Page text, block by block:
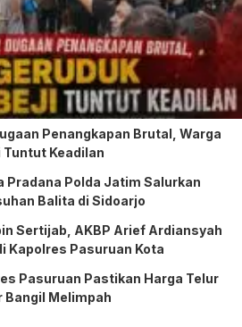
Penangkapan Brutal, Warga
Tuntut Keadilan
Pradana Polda Jatim Salurkan
Balita di Sidoarjo
Sertijab, AKBP Arief Ardiansyah
Kapolres Pasuruan Kota
Pasuruan Pastikan Harga Telur
Bangil Melimpah